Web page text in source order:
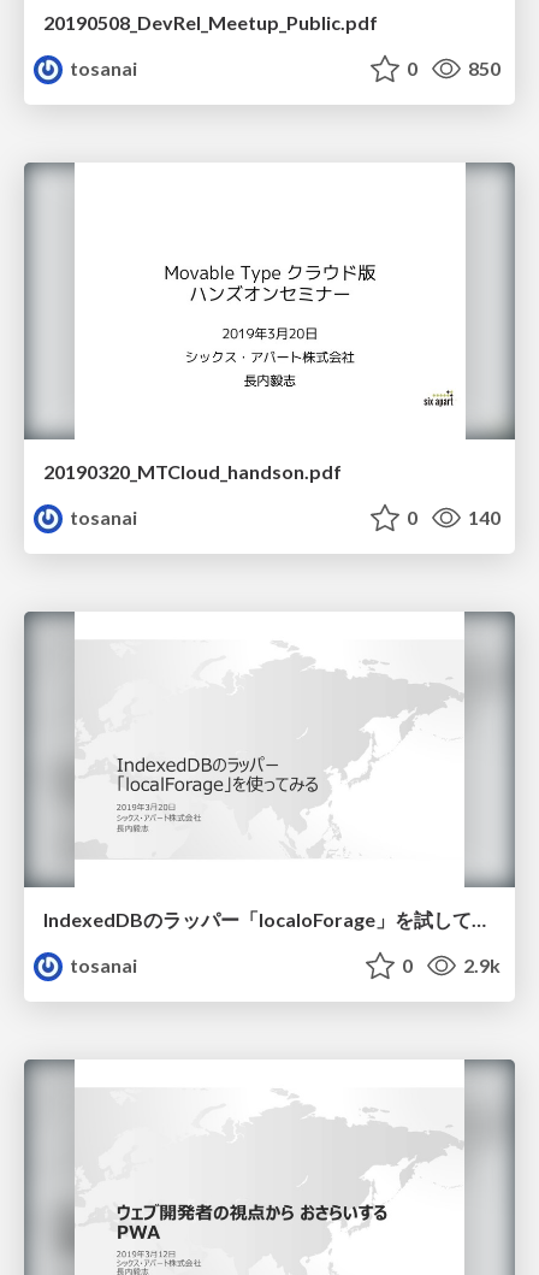
20190508_DevRel_Meetup_Public.pdf
tosanai
0 850
20190320_MTCloud_handson.pdf
tosanai
0 140
IndexedDBのラッパー「localoForage」を試してみた
tosanai
0 2.9k